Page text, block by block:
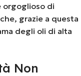
orgoglioso di
grazie a questa
degli oli di alta
Non